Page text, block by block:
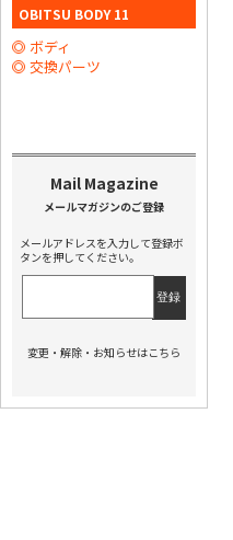
OBITSU BODY 11
ボディ
交換パーツ
メールアドレスを入力して登録ボ
タンを押してください。
変更・解除・お知らせはこちら